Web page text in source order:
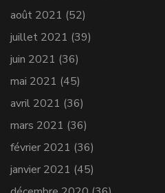
août 2021 (52)
juillet 2021 (39)
juin 2021 (36)
mai 2021 (45)
avril 2021 (36)
mars 2021 (36)
février 2021 (36)
janvier 2021 (45)